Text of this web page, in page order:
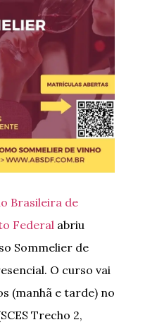
Brasileira de
Federal abriu
Sommelier de
O curso vai
(manhã e tarde) no
Trecho 2,